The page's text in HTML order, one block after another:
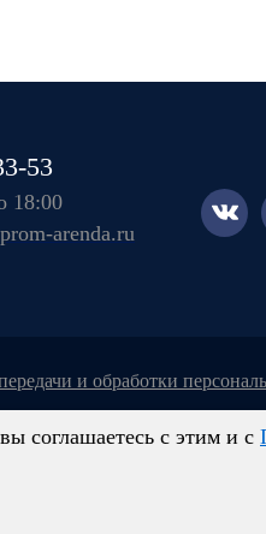
53
18:00
arenda.ru
передачи и обработки
отличаться от
стоимости услуг,
офертой, определяемой
соглашаетесь с этим и с